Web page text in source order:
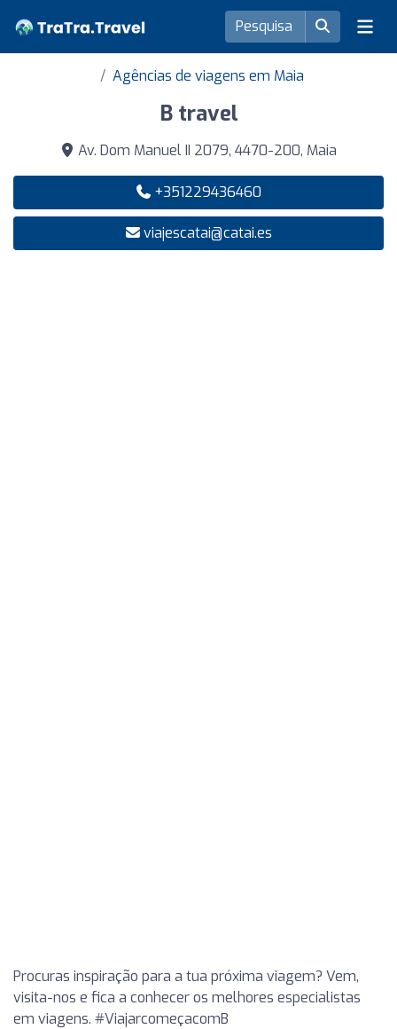
Agências de viagens em Maia
B travel
Av. Dom Manuel II 2079, 4470-200, Maia
+351229436460
viajescatai@catai.es
Procuras inspiração para a tua próxima viagem? Vem,
visita-nos e fica a conhecer os melhores especialistas
em viagens. #ViajarcomeçacomB